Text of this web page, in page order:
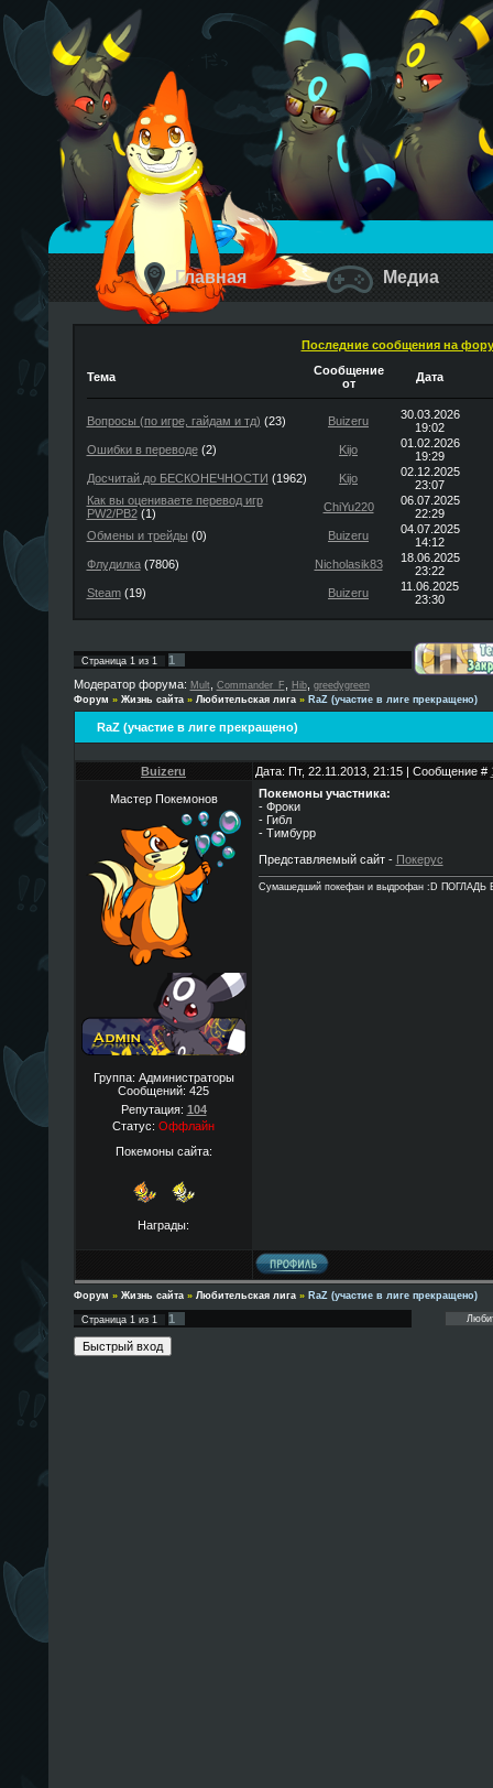
Главная Медиа
Последние сообщения на
Тема
Сообщение
от
Дата
Вопросы (по игре, гайдам и тд) (23) Buizeru
30.03.2026
19:02
Ошибки в переводе(2) Kijo
01.02.2026
19:29
Досчитай до БЕСКОНЕЧНОСТИ (1962) Kijo
02.12.2025
23:07
Как вы оцениваете перевод игр
PW2/PB2(1) ChiYu220
06.07.2025
22:29
Обмены и трейды (0) Buizeru
04.07.2025
14:12
Флудилка(7806) Nicholasik83
18.06.2025
23:22
Steam(19) Buizeru
11.06.2025
23:30
Страница 1из 1
1
Модератор форума: Mult Commander_F Hib, greedygreen
Форум » Жизнь сайта » Любительская лига » RaZ (участие в лиге прекращено)
RaZ (участие в лиге прекращено)
Buizeru Дата: Пт, 22.11.2013, 21:15 | Сообщение #
Мастер Покемонов
Группа: Администраторы
Сообщений: 425
Репутация: 104
Статус: Оффлайн
Покемоны сайта:
Награды:
Покемоны участника:
- Фроки
- Гибл
- Тимбурр
Представляемый сайт - Покерус
Сумашедший покефан и выдрофан :D
Форум » Жизнь сайта » Любительская лига » RaZ (участие в лиге прекращено)
Страница 1из 1 1